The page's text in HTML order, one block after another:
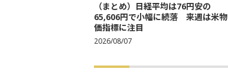
（まとめ）日経平均は76円安の
65,606円で小幅に続落 来週は米物
価指標に注目
2026/08/07